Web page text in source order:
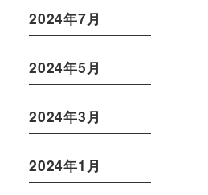
2024年7月
2024年5月
2024年3月
2024年1月